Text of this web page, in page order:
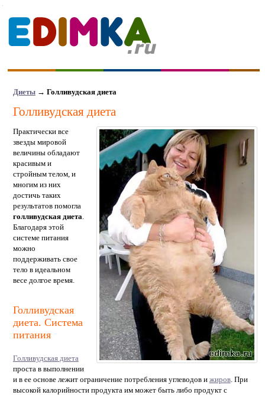
Диеты→ Голливудская диета
Голливудская диета
Практически все
звезды мировой
величины обладают
красивым и
стройным телом, и
многим из них
достичь таких
результатов помогла
голливудская диета
Благодаря этой
системе питания
можно
поддерживать свое
тело в идеальном
весе долгое время.
Голливудская
диета. Система
питания
Голливудская диета
проста в выполнении
и в ее основе лежит ограничение потребления углеводов и жиров. При
высокой калорийности продукта им может быть либо продукт с